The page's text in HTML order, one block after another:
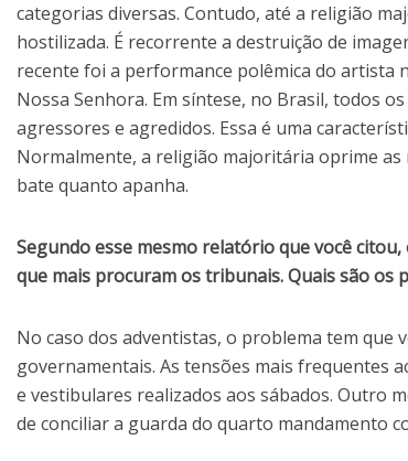
categorias diversas. Contudo, até a religião
hostilizada. É recorrente a destruição de
recente foi a performance polêmica do artista
Nossa Senhora. Em síntese, no Brasil, todos
agressores e agredidos. Essa é uma
Normalmente, a religião majoritária oprime as
bate quanto apanha.
Segundo esse mesmo relatório que você
que mais procuram os tribunais. Quais são os
No caso dos adventistas, o problema tem que
governamentais. As tensões mais frequentes
e vestibulares realizados aos sábados. Outro
de conciliar a guarda do quarto mandamento